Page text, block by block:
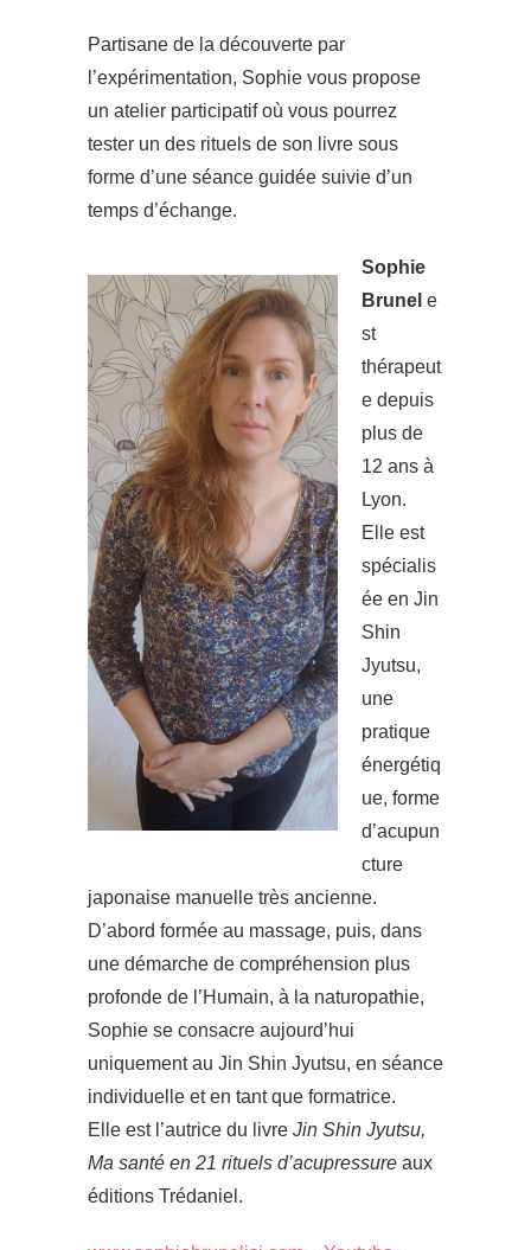
Partisane de la découverte par
l’expérimentation, Sophie vous propose
un atelier participatif où vous pourrez
tester un des rituels de son livre sous
forme d’une séance guidée suivie d’un
temps d’échange.
Sophie
Brunel e
st
thérapeut
e depuis
plus de
12 ans à
Lyon.
Elle est
spécialis
ée en Jin
Shin
Jyutsu,
une
pratique
énergétiq
ue, forme
d’acupun
cture
japonaise manuelle très ancienne.
D’abord formée au massage, puis, dans
une démarche de compréhension plus
profonde de l’Humain, à la naturopathie,
Sophie se consacre aujourd’hui
uniquement au Jin Shin Jyutsu, en séance
individuelle et en tant que formatrice.
Elle est l’autrice du livre Jin Shin Jyutsu,
Ma santé en 21 rituels d’acupressure aux
éditions Trédaniel.